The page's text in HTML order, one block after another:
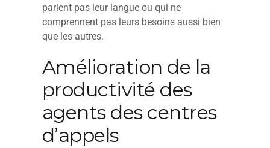
parlent pas leur langue ou qui ne
comprennent pas leurs besoins aussi bien
que les autres.
Amélioration de la
productivité des
agents des centres
d’appels